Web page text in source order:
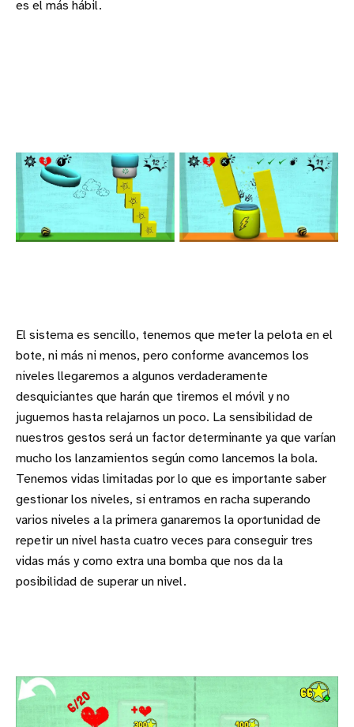
es el más hábil.
El sistema es sencillo, tenemos que meter la pelota en el
bote, ni más ni menos, pero conforme avancemos los
niveles llegaremos a algunos verdaderamente
desquiciantes que harán que tiremos el móvil y no
juguemos hasta relajarnos un poco. La sensibilidad de
nuestros gestos será un factor determinante ya que varían
mucho los lanzamientos según como lancemos la bola.
Tenemos vidas limitadas por lo que es importante saber
gestionar los niveles, si entramos en racha superando
varios niveles a la primera ganaremos la oportunidad de
repetir un nivel hasta cuatro veces para conseguir tres
vidas más y como extra una bomba que nos da la
posibilidad de superar un nivel.